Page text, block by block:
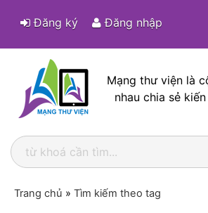
Đăng ký Đăng nhập
Mạng thư viện là
nhau chia sẻ
Trang chủ » Tìm kiếm theo tag